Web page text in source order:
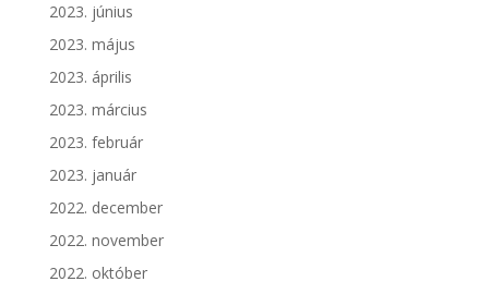
2023. június
2023. május
2023. április
2023. március
2023. február
2023. január
2022. december
2022. november
2022. október